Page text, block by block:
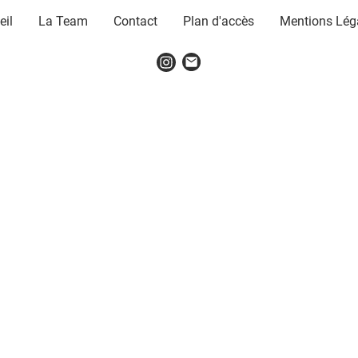
La Team Contact Plan d'accès Mentions